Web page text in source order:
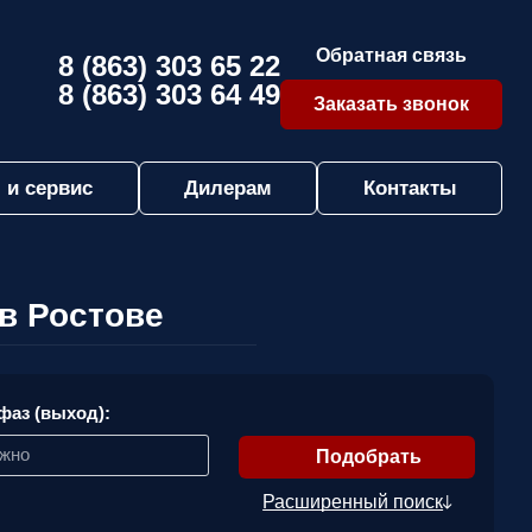
8 (863) 303 65 22
8 (863) 303 64 49
Обратная связь
Заказать звонок
и сервис Дилерам Контакты
Ростове
(выход):
Расширенный поиск